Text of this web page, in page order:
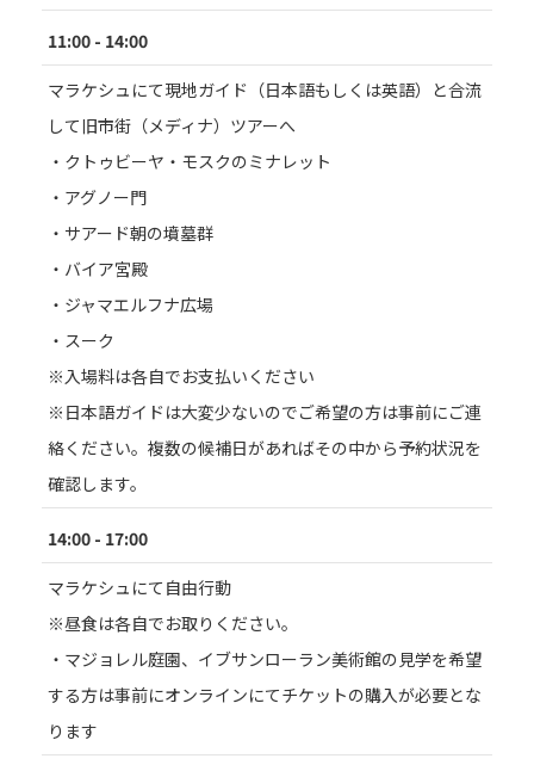
11:00 - 14:00
マラケシュにて現地ガイド（日本語もしくは英語）と合流
して旧市街（メディナ）ツアーへ
・クトゥビーヤ・モスクのミナレット
・アグノー門
・サアード朝の墳墓群
・バイア宮殿
・ジャマエルフナ広場
・スーク
※入場料は各自でお支払いください
※日本語ガイドは大変少ないのでご希望の方は事前にご連
絡ください。複数の候補日があればその中から予約状況を
確認します。
14:00 - 17:00
マラケシュにて自由行動
※昼食は各自でお取りください。
・マジョレル庭園、イブサンローラン美術館の見学を希望
する方は事前にオンラインにてチケットの購入が必要とな
ります